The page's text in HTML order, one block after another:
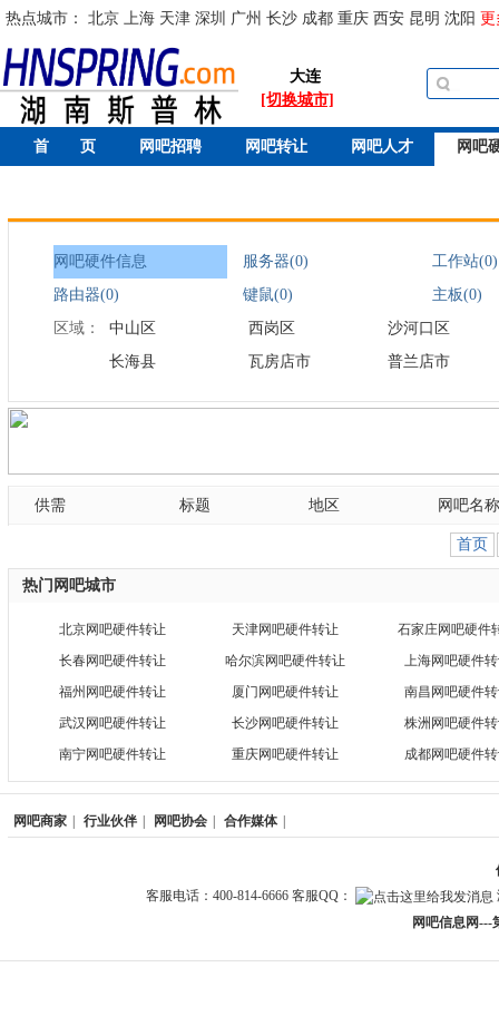
热点城市： 北京 上海 天津 深圳 广州 长沙 成都 重庆 西安 昆明 沈阳 更
大连
[切换城市]
首 页 网吧招聘 网吧转让 网吧人才 网吧
网吧硬件信息 服务器(0)
工作站(0)
路由器(0)
键鼠(0)
主板(0)
区域：
中山区 西岗区
沙河口区
长海县
瓦房店市 普兰店市
供需 标题 地区 网吧名称
首页
热门网吧城市
北京网吧硬件转让 天津网吧硬件转让
石家庄网吧硬件
长春网吧硬件转让
哈尔滨网吧硬件转让
上海网吧硬件
福州网吧硬件转让
厦门网吧硬件转让
南昌网吧硬件
武汉网吧硬件转让
长沙网吧硬件转让
株洲网吧硬件
南宁网吧硬件转让
重庆网吧硬件转让 成都网吧硬件
网吧商家 行业伙伴 网吧协会 合作媒体
客服电话：400-814-6666 客服QQ：
网吧信息网---